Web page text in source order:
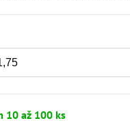
10 až 100 ks